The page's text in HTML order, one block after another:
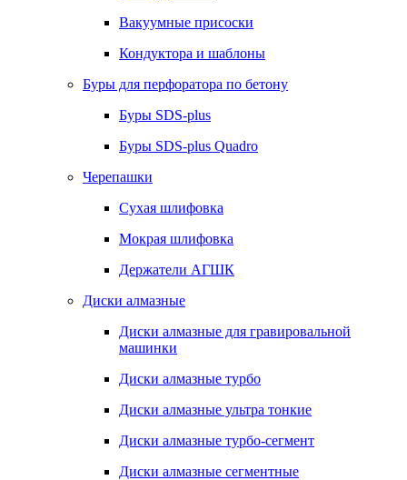
Вакуумные присоски
Кондуктора и шаблоны
Буры для перфоратора по бетону
Буры SDS-plus
Буры SDS-plus Quadro
Черепашки
Сухая шлифовка
Мокрая шлифовка
Держатели АГШК
Диски алмазные
Диски алмазные для гравировальной
машинки
Диски алмазные турбо
Диски алмазные ультра тонкие
Диски алмазные турбо-сегмент
Диски алмазные сегментные